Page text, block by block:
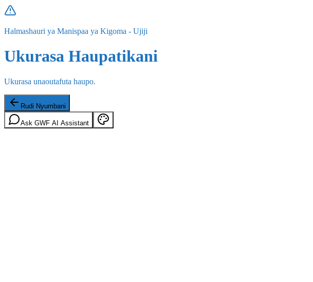
Halmashauri ya Manispaa ya Kigoma - Ujiji
Ukurasa Haupatikani
Ukurasa unaoutafuta haupo.
Rudi Nyumbani
Ask GWF AI Assistant